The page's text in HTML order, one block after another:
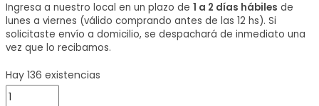
Ingresa a nuestro local en un plazo de 1 a 2 días hábiles de
lunes a viernes (válido comprando antes de las 12 hs). Si
solicitaste envío a domicilio, se despachará de inmediato una
vez que lo recibamos.
Hay 136 existencias
Disco